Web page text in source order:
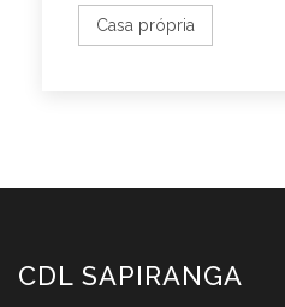
Casa própria
CDL SAPIRANGA